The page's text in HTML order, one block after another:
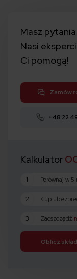
Masz
Nasi
Ci pomogą!
Zamów
+48 22
Kalkulator
1 Porównaj w
2 Kup
3 Zaoszczędź
Oblicz